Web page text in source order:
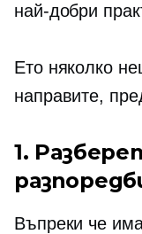
най-добри
Ето няколко
направите,
1.
Въпреки че